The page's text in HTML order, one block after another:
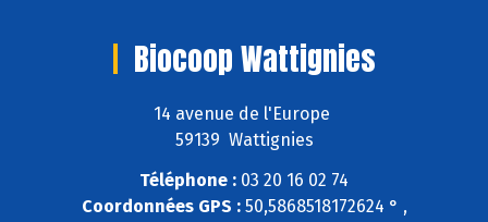
Biocoop Wattignies
14 avenue de l'Europe
59139 Wattignies
Téléphone : 03 20 16 02 74
Coordonnées GPS :50,5868518172624 ° ,